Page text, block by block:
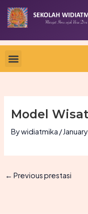
Skip
content
Model
Bywidiatmika /
← Previous prestasi